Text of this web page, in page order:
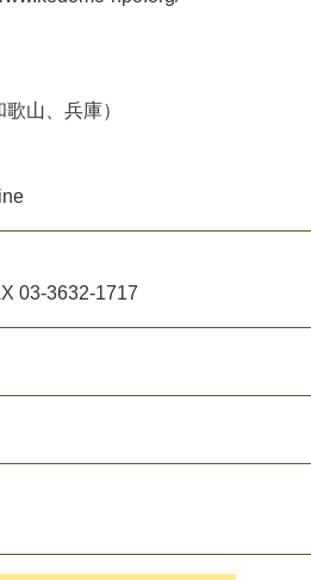
歌山 兵庫）
ine
X 03-3632-1717